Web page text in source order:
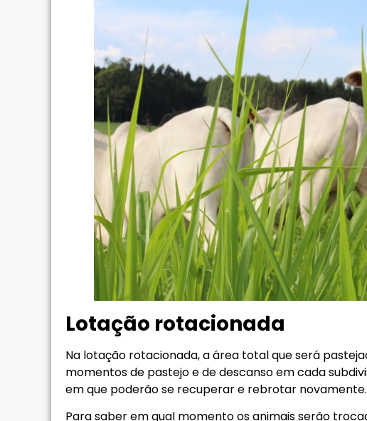
Lotação rotacionada
Na lotação rotacionada, a área total que será
momentos de pastejo e de descanso em cada
em que poderão se recuperar e rebrotar novamente.
Para saber em qual momento os animais serão